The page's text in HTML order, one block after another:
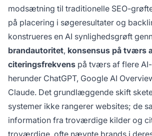
brandomdømme, fællesskabets
strategisk positionering.
stærke AI-synlighedsgrøfter bliver
standardkilde, som AI-systemer
skaber en selvforstærkende
og synlighed.
modsætning til traditionelle SEO-
på placering i søgeresultater og
konstrueres en AI synlighedsgrøft
brandautoritet, konsensus på tværs
citeringsfrekvens på tværs af flere
herunder ChatGPT, Google AI
Claude. Det grundlæggende skift
systemer ikke rangerer websites; de
information fra troværdige kilder og
troværdige, ofte nævnte brands i